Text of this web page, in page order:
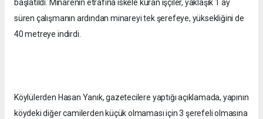
başlatıldı. Minarenin etrafına iskele kuran işçiler, yaklaşık 1 ay
süren çalışmanın ardından minareyi tek şerefeye, yüksekliğini de
40 metreye indirdi.
Köylülerden Hasan Yanık, gazetecilere yaptığı açıklamada, yapının
köydeki diğer camilerden küçük olmaması için 3 şerefeli olmasına